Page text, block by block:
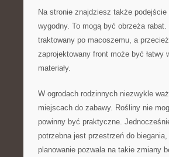
Na stronie znajdziesz także
wygodny. To mogą być obrzeża
traktowany po macoszemu, a
zaprojektowany front może być
materiały.
W ogrodach rodzinnych niezwykle
miejscach do zabawy. Rośliny nie
powinny być praktyczne.
potrzebna jest przestrzeń do
planowanie pozwala na takie zmiany